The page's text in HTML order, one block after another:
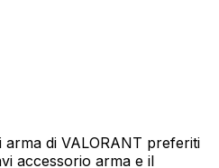
di VALORANT preferiti
accessorio arma e il